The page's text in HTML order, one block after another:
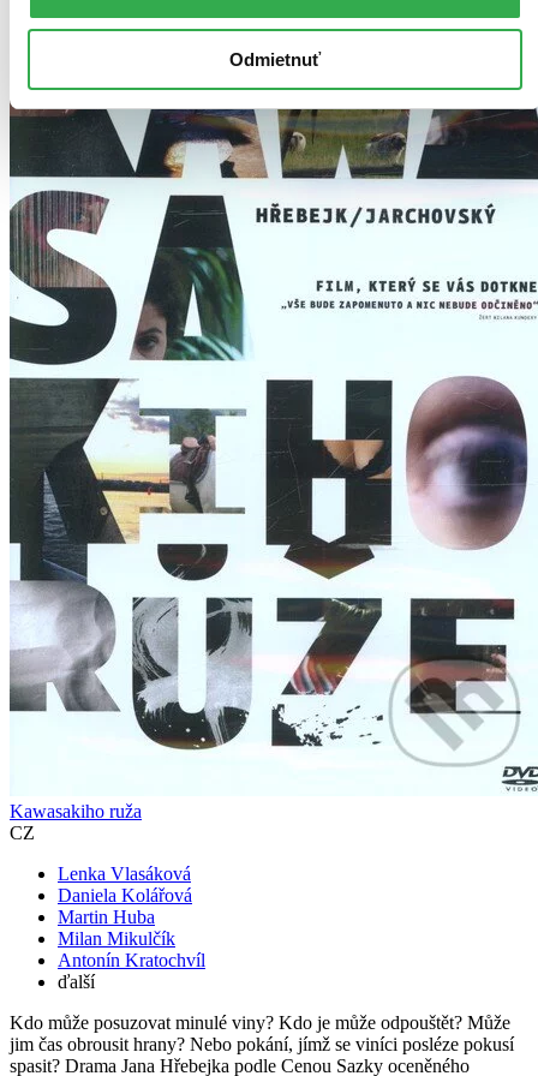
Odmietnuť
Kawasakiho ruža
CZ
Lenka Vlasáková
Daniela Kolářová
Martin Huba
Milan Mikulčík
Antonín Kratochvíl
ďalší
Kdo může posuzovat minulé viny? Kdo je může odpouštět? Může
jim čas obrousit hrany? Nebo pokání, jímž se viníci posléze pokusí
spasit? Drama Jana Hřebejka podle Cenou Sazky oceněného